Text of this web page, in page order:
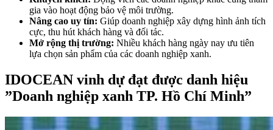
gia vào hoạt động bảo vệ môi trường.
Nâng cao uy tín: Giúp doanh nghiệp xây dựng hình ảnh tích
cực, thu hút khách hàng và đối tác.
Mở rộng thị trường: Nhiều khách hàng ngày nay ưu tiên
lựa chọn sản phẩm của các doanh nghiệp xanh.
IDOCEAN vinh dự đạt được danh hiệu
”Doanh nghiệp xanh TP. Hồ Chí Minh”